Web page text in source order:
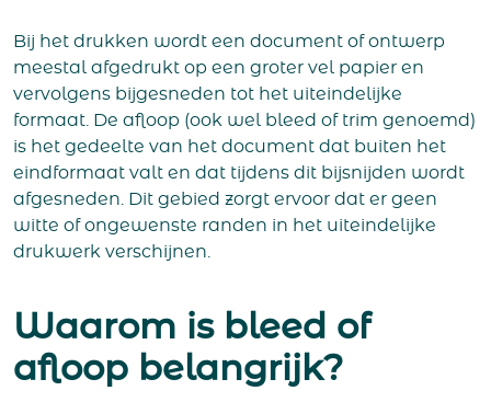
Bij het drukken wordt een document of ontwerp
meestal afgedrukt op een groter vel papier en
vervolgens bijgesneden tot het uiteindelijke
formaat. De afloop (ook wel bleed of trim genoemd)
is het gedeelte van het document dat buiten het
eindformaat valt en dat tijdens dit bijsnijden wordt
afgesneden. Dit gebied zorgt ervoor dat er geen
witte of ongewenste randen in het uiteindelijke
drukwerk verschijnen.
Waarom is bleed of
afloop belangrijk?